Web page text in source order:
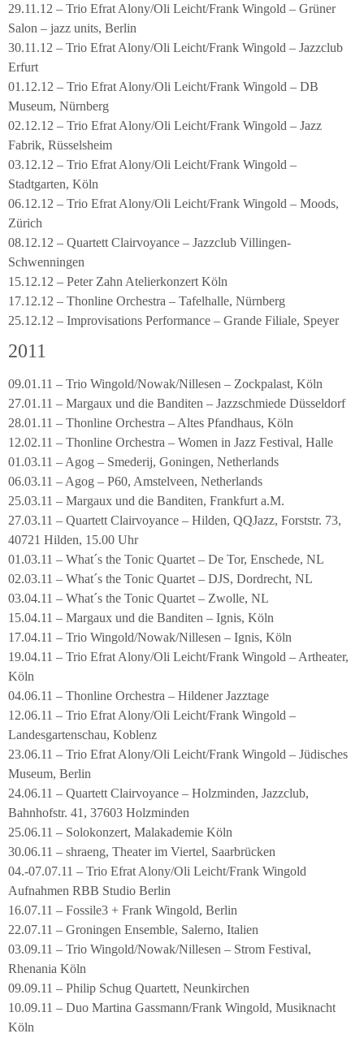
29.11.12 – Trio Efrat Alony/Oli Leicht/Frank Wingold – Grüner
Salon – jazz units, Berlin
30.11.12 – Trio Efrat Alony/Oli Leicht/Frank Wingold – Jazzclub
Erfurt
01.12.12 – Trio Efrat Alony/Oli Leicht/Frank Wingold – DB
Museum, Nürnberg
02.12.12 – Trio Efrat Alony/Oli Leicht/Frank Wingold – Jazz
Fabrik, Rüsselsheim
03.12.12 – Trio Efrat Alony/Oli Leicht/Frank Wingold –
Stadtgarten, Köln
06.12.12 – Trio Efrat Alony/Oli Leicht/Frank Wingold – Moods,
Zürich
08.12.12 – Quartett Clairvoyance – Jazzclub Villingen-
Schwenningen
15.12.12 – Peter Zahn Atelierkonzert Köln
17.12.12 – Thonline Orchestra – Tafelhalle, Nürnberg
25.12.12 – Improvisations Performance – Grande Filiale, Speyer
2011
09.01.11 – Trio Wingold/Nowak/Nillesen – Zockpalast, Köln
27.01.11 – Margaux und die Banditen – Jazzschmiede Düsseldorf
28.01.11 – Thonline Orchestra – Altes Pfandhaus, Köln
12.02.11 – Thonline Orchestra – Women in Jazz Festival, Halle
01.03.11 – Agog – Smederij, Goningen, Netherlands
06.03.11 – Agog – P60, Amstelveen, Netherlands
25.03.11 – Margaux und die Banditen, Frankfurt a.M.
27.03.11 – Quartett Clairvoyance – Hilden, QQJazz, Forststr. 73,
40721 Hilden, 15.00 Uhr
01.03.11 – What´s the Tonic Quartet – De Tor, Enschede, NL
02.03.11 – What´s the Tonic Quartet – DJS, Dordrecht, NL
03.04.11 – What´s the Tonic Quartet – Zwolle, NL
15.04.11 – Margaux und die Banditen – Ignis, Köln
17.04.11 – Trio Wingold/Nowak/Nillesen – Ignis, Köln
19.04.11 – Trio Efrat Alony/Oli Leicht/Frank Wingold – Artheater,
Köln
04.06.11 – Thonline Orchestra – Hildener Jazztage
12.06.11 – Trio Efrat Alony/Oli Leicht/Frank Wingold –
Landesgartenschau, Koblenz
23.06.11 – Trio Efrat Alony/Oli Leicht/Frank Wingold – Jüdisches
Museum, Berlin
24.06.11 – Quartett Clairvoyance – Holzminden, Jazzclub,
Bahnhofstr. 41, 37603 Holzminden
25.06.11 – Solokonzert, Malakademie Köln
30.06.11 – shraeng, Theater im Viertel, Saarbrücken
04.-07.07.11 – Trio Efrat Alony/Oli Leicht/Frank Wingold
Aufnahmen RBB Studio Berlin
16.07.11 – Fossile3 + Frank Wingold, Berlin
22.07.11 – Groningen Ensemble, Salerno, Italien
03.09.11 – Trio Wingold/Nowak/Nillesen – Strom Festival,
Rhenania Köln
09.09.11 – Philip Schug Quartett, Neunkirchen
10.09.11 – Duo Martina Gassmann/Frank Wingold, Musiknacht
Köln